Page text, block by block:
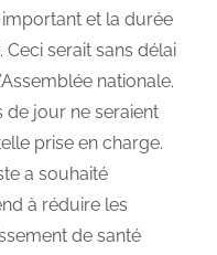
et la durée
Ceci serait sans délai
nationale.
de jour ne seraient
prise en charge.
a souhaité
à réduire les
de santé